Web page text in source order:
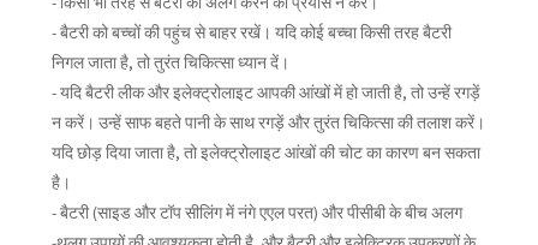
- बैटरी को बच्चों की पहुंच से बाहर रखें। यदि कोई बच्चा किसी तरह बैटरी
निगल जाता है, तो तुरंत चिकित्सा ध्यान दें।
- यदि बैटरी लीक और इलेक्ट्रोलाइट आपकी आंखों में हो जाती है, तो उन्हें रगड़ें
न करें। उन्हें साफ बहते पानी के साथ रगड़ें और तुरंत चिकित्सा की तलाश करें।
यदि छोड़ दिया जाता है, तो इलेक्ट्रोलाइट आंखों की चोट का कारण बन सकता
है।
- बैटरी (साइड और टॉप सीलिंग में नंगे एएल परत) और पीसीबी के बीच अलग